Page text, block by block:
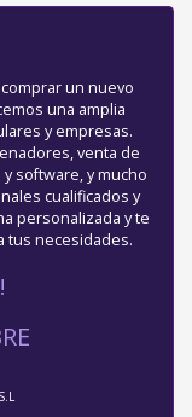
un nuevo
una amplia
y empresas.
venta de
software, y mucho
cualificados y
personalizada y te
tus necesidades.